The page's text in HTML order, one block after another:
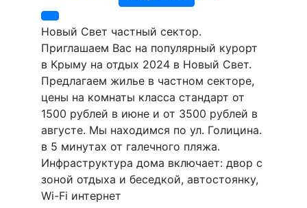
Новый Свет частный сектор.
Приглашаем Вас на популярный курорт
в Крыму на отдых 2024 в Новый Свет.
Предлагаем жилье в частном секторе,
цены на комнаты класса стандарт от
1500 рублей в июне и от 3500 рублей в
августе. Мы находимся по ул. Голицина.
в 5 минутах от галечного пляжа.
Инфраструктура дома включает: двор с
зоной отдыха и беседкой, автостоянку,
Wi-Fi интернет